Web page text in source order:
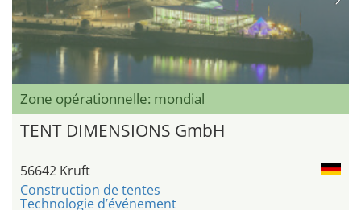
Zone opérationnelle: mondial
TENT DIMENSIONS GmbH
56642 Kruft
Construction de tentes
Technologie d’événement